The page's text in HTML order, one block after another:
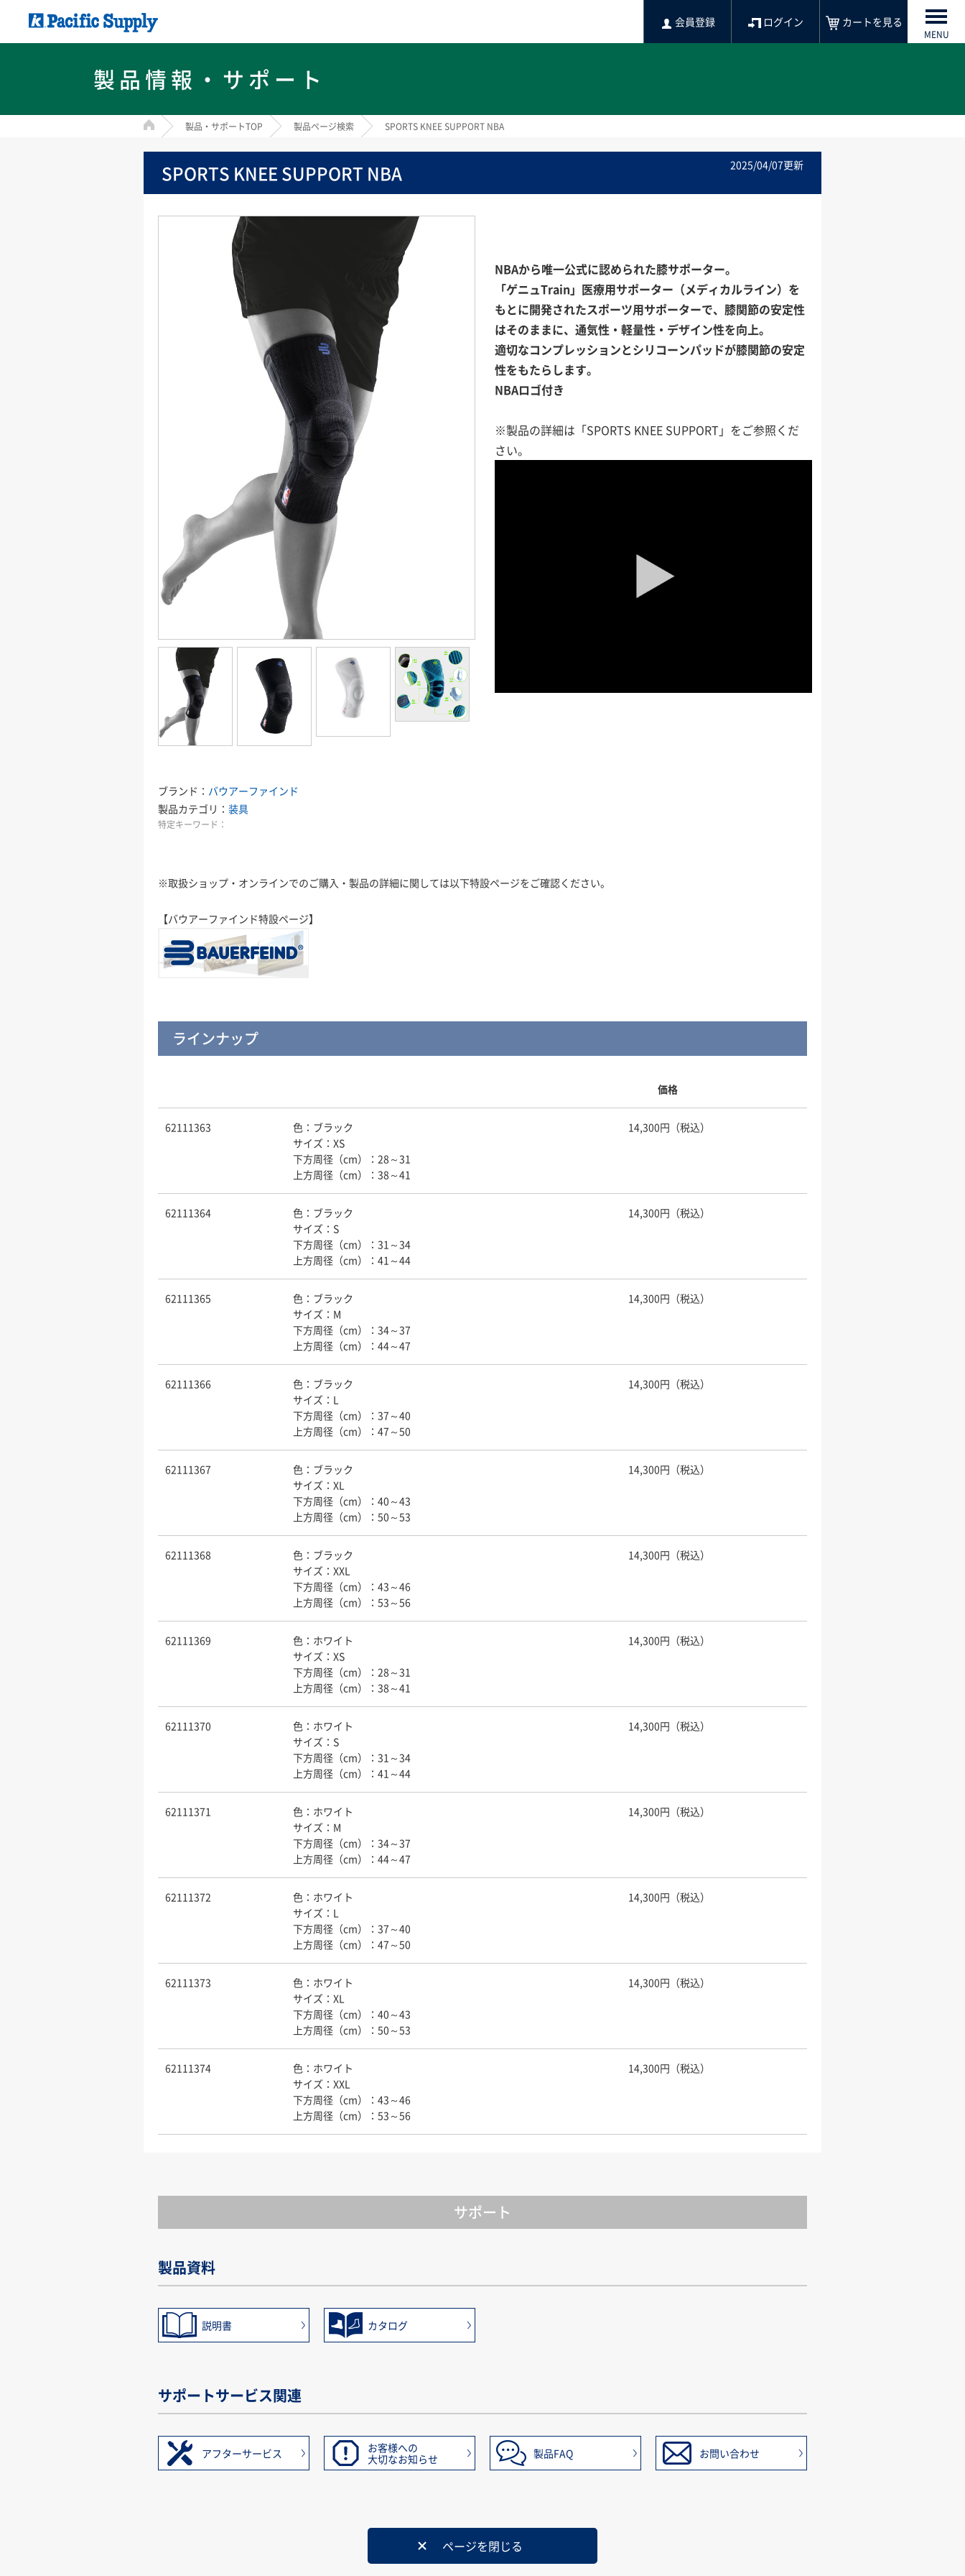
会員登録 ログイン カートを見る
MENU
製品情報・サポート
HOME 製品・サポートTOP 製品ページ検索 SPORTS KNEE SUPPORT NBA
2025/04/07更新
SPORTS KNEE SUPPORT NBA
ブランド： バウアーファインド
製品カテゴリ： 装具
特定キーワード：
NBAから唯一公式に認められた膝サポーター。
「ゲニュTrain」医療用サポーター（メディカルライン）を
もとに開発されたスポーツ用サポーターで、膝関節の安定性
はそのままに、通気性・軽量性・デザイン性を向上。
適切なコンプレッションとシリコーンパッドが膝関節の安定
性をもたらします。
NBAロゴ付き
※製品の詳細は「SPORTS KNEE SUPPORT」をご参照くだ
さい。
※取扱ショップ・オンラインでのご購入・製品の詳細に関しては以下特設ページをご確認ください。
【バウアーファインド特設ページ】
ラインナップ
価格
62111363
色：ブラック
サイズ：XS
下方周径（cm）：28～31
上方周径（cm）：38～41
14,300円（税込）
62111364
色：ブラック
サイズ：S
下方周径（cm）：31～34
上方周径（cm）：41～44
14,300円（税込）
62111365
色：ブラック
サイズ：M
下方周径（cm）：34～37
上方周径（cm）：44～47
14,300円（税込）
62111366
色：ブラック
サイズ：L
下方周径（cm）：37～40
上方周径（cm）：47～50
14,300円（税込）
62111367
色：ブラック
サイズ：XL
下方周径（cm）：40～43
上方周径（cm）：50～53
14,300円（税込）
62111368
色：ブラック
サイズ：XXL
下方周径（cm）：43～46
上方周径（cm）：53～56
14,300円（税込）
62111369
色：ホワイト
サイズ：XS
下方周径（cm）：28～31
上方周径（cm）：38～41
14,300円（税込）
62111370
色：ホワイト
サイズ：S
下方周径（cm）：31～34
上方周径（cm）：41～44
14,300円（税込）
62111371
色：ホワイト
サイズ：M
下方周径（cm）：34～37
上方周径（cm）：44～47
14,300円（税込）
62111372
色：ホワイト
サイズ：L
下方周径（cm）：37～40
上方周径（cm）：47～50
14,300円（税込）
62111373
色：ホワイト
サイズ：XL
下方周径（cm）：40～43
上方周径（cm）：50～53
14,300円（税込）
62111374
色：ホワイト
サイズ：XXL
下方周径（cm）：43～46
上方周径（cm）：53～56
14,300円（税込）
サポート
製品資料
説明書 カタログ
サポートサービス関連
アフターサービス
お客様への
大切なお知らせ
製品FAQ お問い合わせ
ページを閉じる